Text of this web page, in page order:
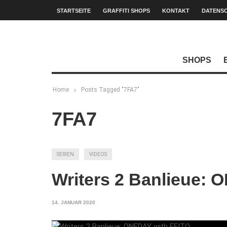
STARTSEITE GRAFFITI SHOPS KONTAKT
SHOPS
Home Posts Tagged "7FA7"
7FA7
SERIEN VIDEOS
Writers 2 Banlieue:
14. JANUAR 2020